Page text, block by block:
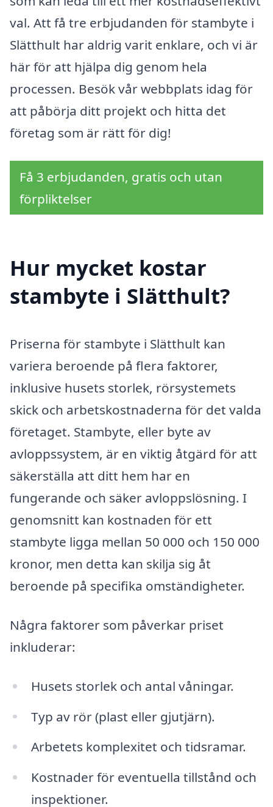
val. Att få tre erbjudanden för stambyte i
Slätthult har aldrig varit enklare, och vi är
här för att hjälpa dig genom hela
processen. Besök vår webbplats idag för
att påbörja ditt projekt och hitta det
företag som är rätt för dig!
Få 3 erbjudanden, gratis och utan
förpliktelser
Hur mycket kostar
stambyte i Slätthult?
Priserna för stambyte i Slätthult kan
variera beroende på flera faktorer,
inklusive husets storlek, rörsystemets
skick och arbetskostnaderna för det valda
företaget. Stambyte, eller byte av
avloppssystem, är en viktig åtgärd för att
säkerställa att ditt hem har en
fungerande och säker avloppslösning. I
genomsnitt kan kostnaden för ett
stambyte ligga mellan 50 000 och 150 000
kronor, men detta kan skilja sig åt
beroende på specifika omständigheter.
Några faktorer som påverkar priset
inkluderar:
Husets storlek och antal våningar.
Typ av rör (plast eller gjutjärn).
Arbetets komplexitet och tidsramar.
Kostnader för eventuella tillstånd och
inspektioner.